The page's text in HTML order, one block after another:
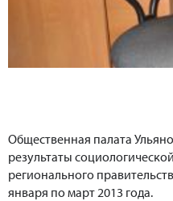
Общественная палата
результаты
регионального
января по март 2013 года.